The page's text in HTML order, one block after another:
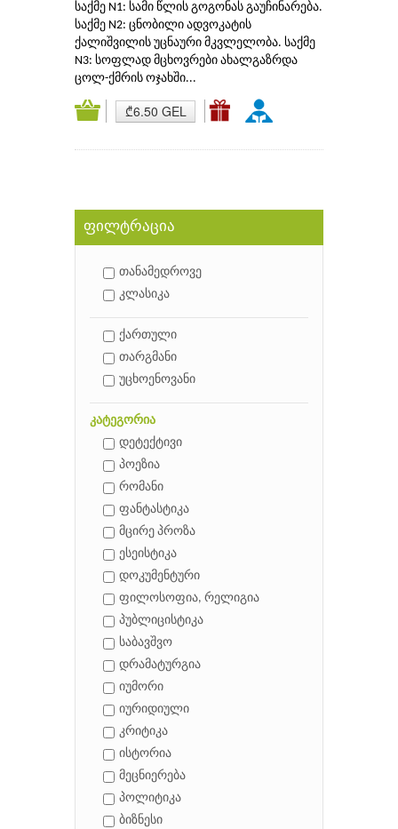
საქმე N1: სამი წლის გოგონას გაუჩინარება.
საქმე N2: ცნობილი ადვოკატის
ქალიშვილის უცნაური მკვლელობა. საქმე
N3: სოფლად მცხოვრები ახალგაზრდა
ცოლ-ქმრის ოჯახში...
₾6.50 GEL
ფილტრაცია
თანამედროვე
კლასიკა
ქართული
თარგმანი
უცხოენოვანი
კატეგორია
დეტექტივი
პოეზია
რომანი
ფანტასტიკა
მცირე პროზა
ესეისტიკა
დოკუმენტური
ფილოსოფია, რელიგია
პუბლიცისტიკა
საბავშვო
დრამატურგია
იუმორი
იურიდიული
კრიტიკა
ისტორია
მეცნიერება
პოლიტიკა
ბიზნესი